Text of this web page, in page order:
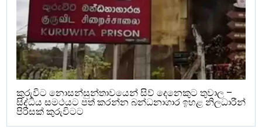
කුරුවිට නොසන්සුන්තාවයෙන් සිව් දෙනෙකුට තුවාල –
සිද්ධිය සමථයට පත් කරන්න බන්ධනාගාර ඉහළ නිලධාරීන්
පිරිසක් කුරුවිටට